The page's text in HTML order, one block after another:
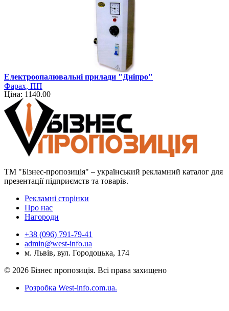
Електроопалювальні прилади "Дніпро"
Фарах, ПП
Ціна: 1140.00
ТМ "Бізнес-пропозиція" – український рекламний каталог для
презентації підприємств та товарів.
Рекламні сторінки
Про нас
Нагороди
+38 (096) 791-79-41
admin@west-info.ua
м. Львів, вул. Городоцька, 174
© 2026 Бізнес пропозиція. Всі права захищено
Розробка West-info.com.ua.